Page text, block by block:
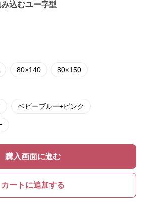
込むユー字型
80×140 80×150
ベビーブルー+ピンク
購入画面に進む
カートに追加する